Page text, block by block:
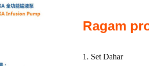
Ragam
1. Set Dahar